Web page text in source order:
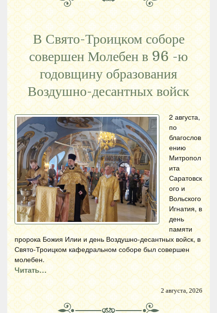
В Свято-Троицком соборе
совершен Молебен в 96 -ю
годовщину образования
Воздушно-десантных войск
2 августа,
по
благослов
ению
Митропол
ита
Саратовск
ого и
Вольского
Игнатия, в
день
памяти
пророка Божия Илии и день Воздушно-десантных войск, в
Свято-Троицком кафедральном соборе был совершен
молебен.
Читать…
2 августа, 2026